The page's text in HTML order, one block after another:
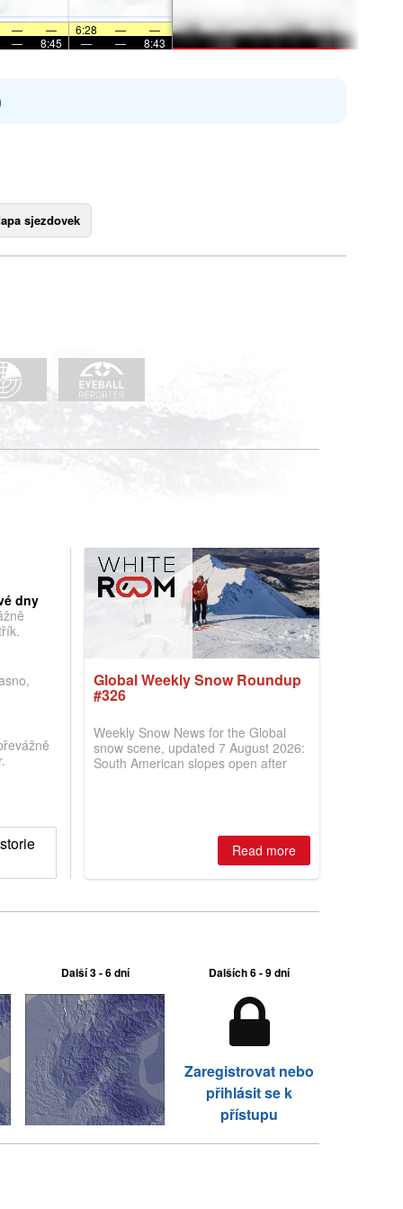
— — 6:28 —
—
— 8:45 — — 8:43
sjezdovek
dny
Global Weekly Snow Roundup
#326
Weekly Snow News for the Global
snow scene, updated 7 August 2026:
South American slopes open after
two outdoor areas still open.
Read more
Další 3 - 6 dní Dalších 6 - 9 dní
Zaregistrovat nebo
přihlásit se k
přístupu